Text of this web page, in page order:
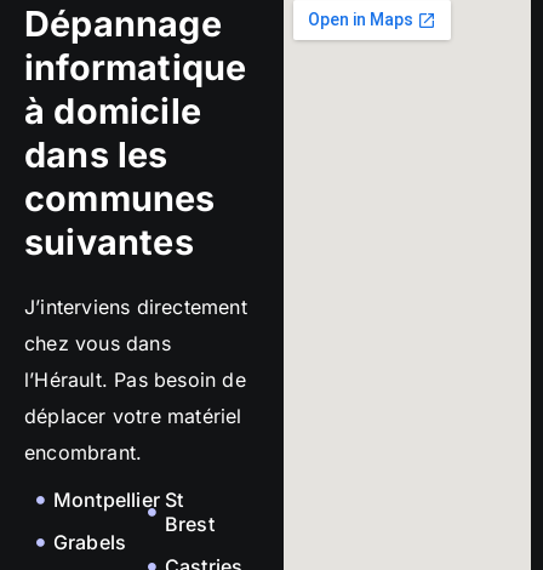
Dépannage
informatique
à domicile
dans les
communes
suivantes
J’interviens directement
chez vous dans
l’Hérault. Pas besoin de
déplacer votre matériel
encombrant.
Montpellier
Grabels
St
Brest